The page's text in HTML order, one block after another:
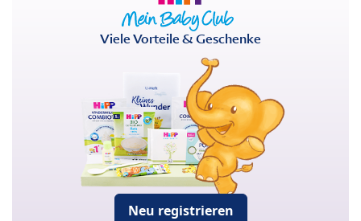
Viele Vorteile & Geschenke
Neu registrieren